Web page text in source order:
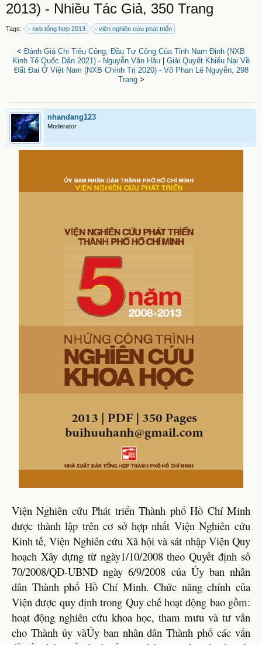
2013) - Nhiều Tác Giả, 350 Trang
Tags: nxb tổng hợp 2013 viện nghiên cứu phát triển
< Đánh Giá Chi Tiêu Công, Đầu Tư Công Của Tỉnh Nam Định (NXB
Kinh Tế Quốc Dân 2021) - Nguyễn Văn Hậu
Giải Quyết Khiếu Nại Về
Đất Đai Ở Việt Nam (NXB Chính Trị 2020) - Võ Phan Lê Nguyễn, 298
Trang>
nhandang123
Moderator
Viện Nghiên cứu Phát triển Thành phố Hồ Chí Minh
được thành lập trên cơ sở hợp nhất Viện Nghiên cứu
Kinh tế, Viện Nghiên cứu Xã hội và sát nhập Viện Quy
hoạch Xây dựng từ ngày1/10/2008 theo Quyết định số
70/2008/QĐ-UBND ngày 6/9/2008 của Ủy ban nhân
dân Thành phố Hồ Chí Minh. Chức năng chính của
Viện được quy định trong Quy chế hoạt động bao gồm:
hoạt động nghiên cứu khoa học, tham mưu và tư vấn
cho Thành ủy vàỦy ban nhân dân Thành phố các vấn